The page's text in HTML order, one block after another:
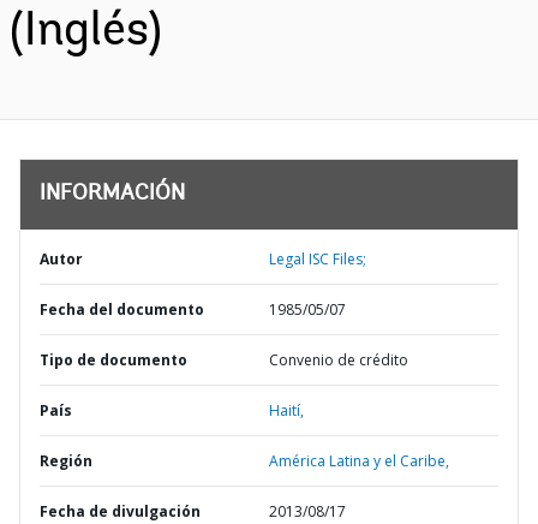
(Inglés)
INFORMACIÓN
Autor Legal ISC Files;
Fecha del documento 1985/05/07
Tipo de documento Convenio de crédito
País Haití,
Región América Latina y el Caribe,
Fecha de divulgación 2013/08/17